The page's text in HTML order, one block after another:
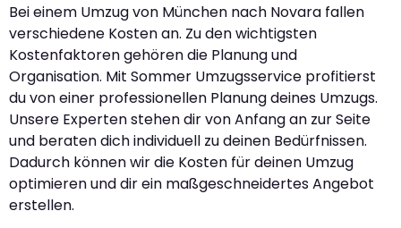
Bei einem Umzug von München nach Novara fallen
verschiedene Kosten an. Zu den wichtigsten
Kostenfaktoren gehören die Planung und
Organisation. Mit Sommer Umzugsservice profitierst
du von einer professionellen Planung deines Umzugs.
Unsere Experten stehen dir von Anfang an zur Seite
und beraten dich individuell zu deinen Bedürfnissen.
Dadurch können wir die Kosten für deinen Umzug
optimieren und dir ein maßgeschneidertes Angebot
erstellen.